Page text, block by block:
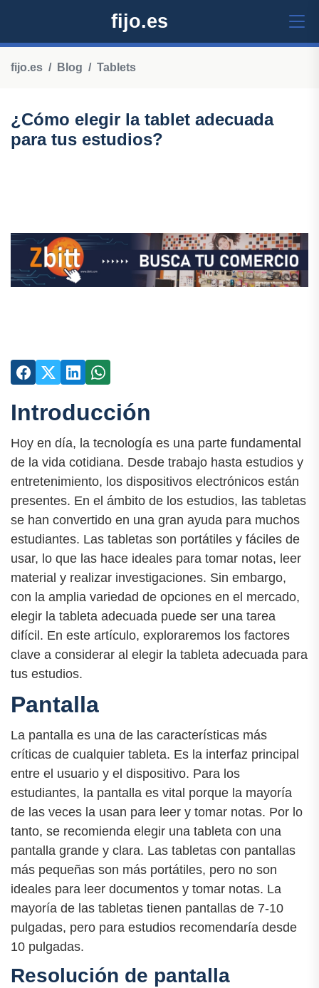
fijo.es
fijo.es Blog Tablets
¿Cómo elegir la tablet adecuada
para tus estudios?
Introducción
Hoy en día, la tecnología es una parte fundamental
de la vida cotidiana. Desde trabajo hasta estudios y
entretenimiento, los dispositivos electrónicos están
presentes. En el ámbito de los estudios, las tabletas
se han convertido en una gran ayuda para muchos
estudiantes. Las tabletas son portátiles y fáciles de
usar, lo que las hace ideales para tomar notas, leer
material y realizar investigaciones. Sin embargo,
con la amplia variedad de opciones en el mercado,
elegir la tableta adecuada puede ser una tarea
difícil. En este artículo, exploraremos los factores
clave a considerar al elegir la tableta adecuada para
tus estudios.
Pantalla
La pantalla es una de las características más
críticas de cualquier tableta. Es la interfaz principal
entre el usuario y el dispositivo. Para los
estudiantes, la pantalla es vital porque la mayoría
de las veces la usan para leer y tomar notas. Por lo
tanto, se recomienda elegir una tableta con una
pantalla grande y clara. Las tabletas con pantallas
más pequeñas son más portátiles, pero no son
ideales para leer documentos y tomar notas. La
mayoría de las tabletas tienen pantallas de 7-10
pulgadas, pero para estudios recomendaría desde
10 pulgadas.
Resolución de pantalla